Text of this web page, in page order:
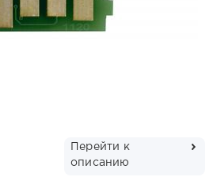
Перейти к
описанию